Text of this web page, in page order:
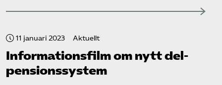
11 januari 2023 Aktuellt
Informationsfilm om nytt del­
pensionssystem